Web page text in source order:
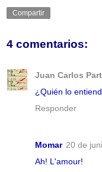
Compartir
4 comentarios:
Juan Carlos
¿Quién lo
Responder
Momar 20 de
Ah! L'amour!